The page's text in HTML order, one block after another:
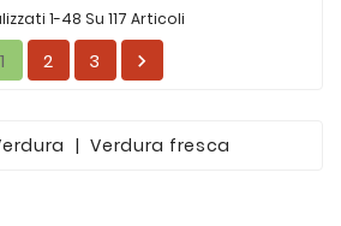
Verdura fresca
1-48 Su 117 Articoli
1 2 3 